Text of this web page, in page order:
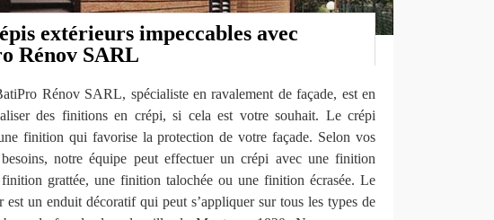
extérieurs impeccables avec
Rénov SARL
Rénov SARL, spécialiste en ravalement de façade, est en
des finitions en crépi, si cela est votre souhait. Le crépi
finition qui favorise la protection de votre façade. Selon vos
notre équipe peut effectuer un crépi avec une finition
grattée, une finition talochée ou une finition écrasée. Le
est un enduit décoratif qui peut s’appliquer sur tous les types de